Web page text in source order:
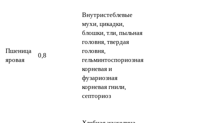
Пшеница
яровая
0,8
Внутристеблевые
мухи, цикадки,
блошки, тли, пыльная
головня, твердая
головня,
гельминтоспориозная
корневая и
фузариозная
корневая гнили,
септориоз